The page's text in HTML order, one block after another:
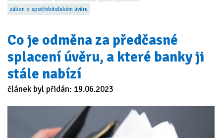
zákon o spotřebitelském úvěru
Co je odměna za předčasné
splacení úvěru, a které banky ji
stále nabízí
článek byl přidán: 19.06.2023